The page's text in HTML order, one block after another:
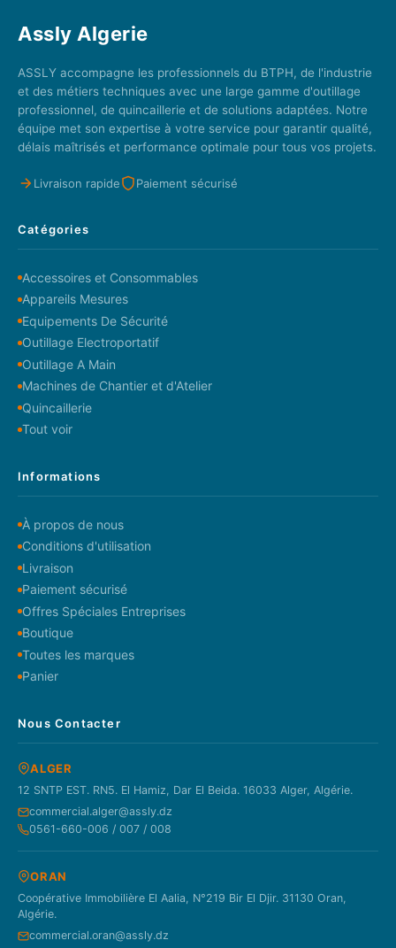
Assly Algerie
ASSLY accompagne les professionnels du BTPH, de l'industrie
et des métiers techniques avec une large gamme d'outillage
professionnel, de quincaillerie et de solutions adaptées. Notre
équipe met son expertise à votre service pour garantir qualité,
délais maîtrisés et performance optimale pour tous vos projets.
Livraison rapide Paiement sécurisé
Catégories
Accessoires et Consommables
Appareils Mesures
Equipements De Sécurité
Outillage Electroportatif
Outillage A Main
Machines de Chantier et d'Atelier
Quincaillerie
Tout voir
Informations
À propos de nous
Conditions d'utilisation
Livraison
Paiement sécurisé
Offres Spéciales Entreprises
Boutique
Toutes les marques
Panier
Nous Contacter
ALGER
12 SNTP EST. RN5. El Hamiz, Dar El Beida. 16033 Alger, Algérie.
commercial.alger@assly.dz
0561-660-006 / 007 / 008
ORAN
Coopérative Immobilière El Aalia, N°219 Bir El Djir. 31130 Oran,
Algérie.
commercial.oran@assly.dz